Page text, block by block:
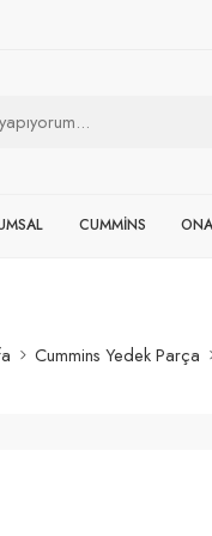
CUMMİNS
Cummins Yedek Parça